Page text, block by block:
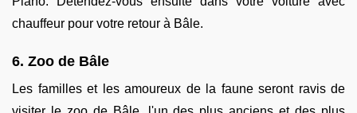
chauffeur pour votre retour à Bâle.
6. Zoo de Bâle
Les familles et les amoureux de la faune seront ravis de